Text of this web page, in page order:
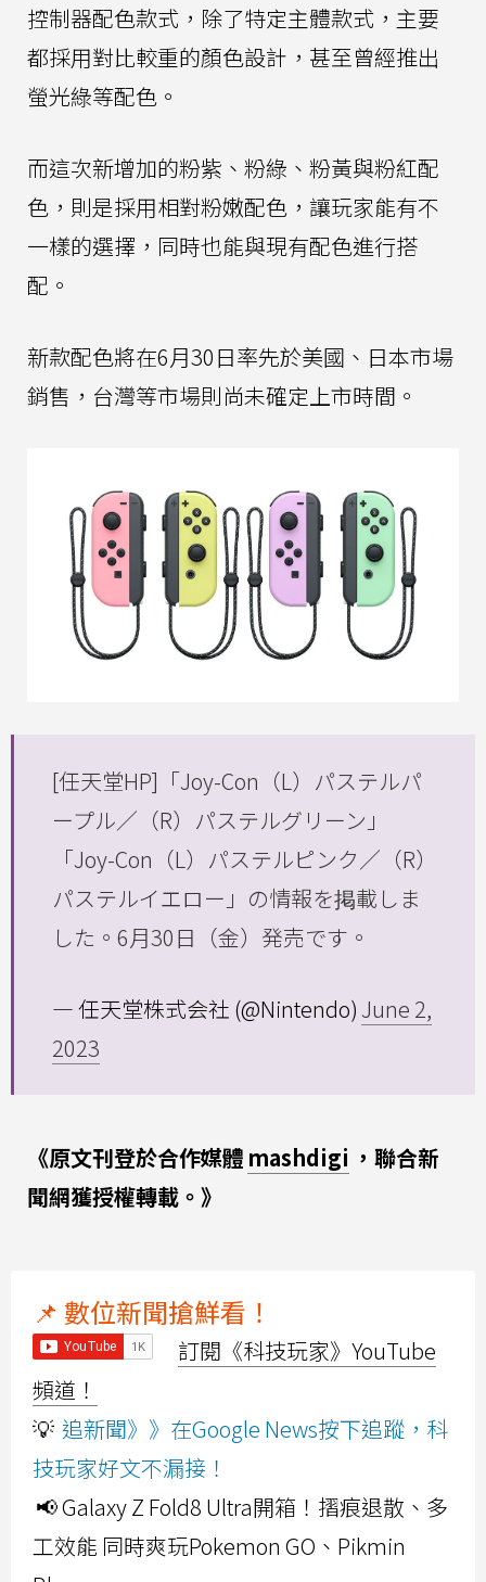
控制器配色款式，除了特定主體款式，主要
都採用對比較重的顏色設計，甚至曾經推出
螢光綠等配色。
而這次新增加的粉紫、粉綠、粉黃與粉紅配
色，則是採用相對粉嫩配色，讓玩家能有不
一樣的選擇，同時也能與現有配色進行搭
配。
新款配色將在6月30日率先於美國、日本市場
銷售，台灣等市場則尚未確定上市時間。
[任天堂HP]「Joy-Con（L）パステルパ
ープル／（R）パステルグリーン」
「Joy-Con（L）パステルピンク／（R）
パステルイエロー」の情報を掲載しま
した。6月30日（金）発売です。
— 任天堂株式会社 (@Nintendo) June 2,
2023
《原文刊登於合作媒體 mashdigi ，聯合新
聞網獲授權轉載。》
📌 數位新聞搶鮮看！
訂閱《科技玩家》YouTube
頻道！
💡 追新聞》》在Google News按下追蹤，科
技玩家好文不漏接！
📢 Galaxy Z Fold8 Ultra開箱！摺痕退散、多
工效能 同時爽玩Pokemon GO、Pikmin